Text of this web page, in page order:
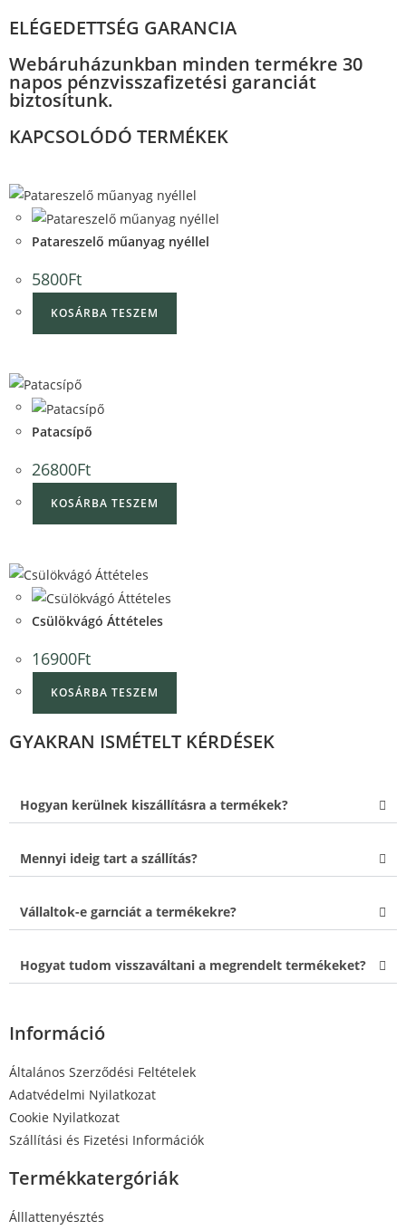
ELÉGEDETTSÉG GARANCIA
Webáruházunkban minden termékre 30
napos pénzvisszafizetési garanciát
biztosítunk.
KAPCSOLÓDÓ TERMÉKEK
Patareszelő műanyag nyéllel
5800Ft
KOSÁRBA TESZEM
Patacsípő
26800Ft
KOSÁRBA TESZEM
Csülökvágó Áttételes
16900Ft
KOSÁRBA TESZEM
GYAKRAN ISMÉTELT KÉRDÉSEK
Hogyan kerülnek kiszállításra a termékek?
Mennyi ideig tart a szállítás?
Vállaltok-e garnciát a termékekre?
Hogyat tudom visszaváltani a megrendelt termékeket?
Információ
Általános Szerződési Feltételek
Adatvédelmi Nyilatkozat
Cookie Nyilatkozat
Szállítási és Fizetési Információk
Termékkatergóriák
Álllattenyésztés